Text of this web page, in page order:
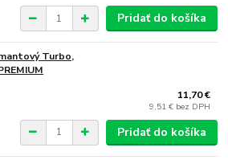
Pridať do košíka
Turbo,
11,70 €
9,51 € bez DPH
Pridať do košíka